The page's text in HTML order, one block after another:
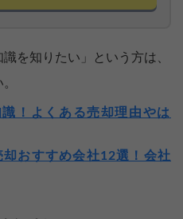
を知りたい」という方は、
！よくある売却理由やは
却おすすめ会社12選！会社